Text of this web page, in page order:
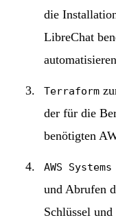
die
LibreChat
Terraform
der für die
benötigten
AWS
und Abrufen
Schlüssel